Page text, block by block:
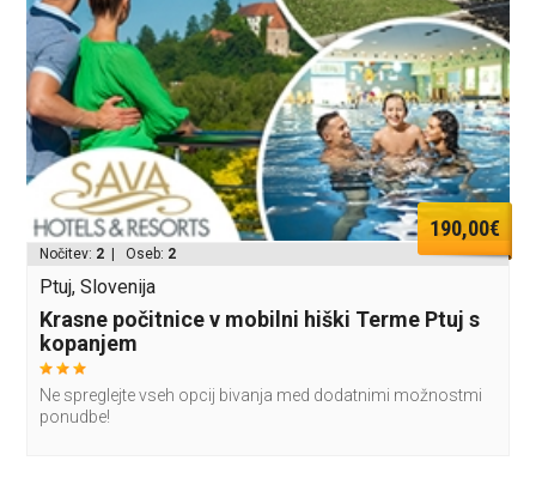
190,00€
Nočitev: 2 | Oseb: 2
Ptuj, Slovenija
Krasne počitnice v mobilni hiški Terme Ptuj s
kopanjem
Ne spreglejte vseh opcij bivanja med dodatnimi možnostmi
ponudbe!